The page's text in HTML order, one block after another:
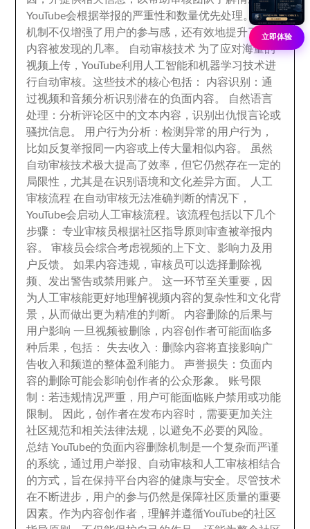
YouTube会根据举报的严重性和数量优先处理。这一
机制不仅增强了用户的参与感 ，还有效地提升了负面
内容被发现的几率。 自动审核技术 为了应对海量的
视频上传 ，YouTube利用人工智能和机器学习技术进
行自动审核。这些技术的核心包括 ： 内容识别 ：通
过视频和音频分析识别潜在的负面内容。 自然语言
处理 ：分析评论区中的文本内容 ，识别出仇恨言论或
骚扰信息 。 用户行为分析 ：检测异常的用户行为 ，
比如反复举报同一内容或上传大量相似内容。 虽然
自动审核技术极大提高了效率 ，但它仍然存在一定的
局限性 ， 尤其是在识别语境和文化差异方面 。
人工
审核流程 在自动审核无法准确判断的情况下 ，
YouTube会启动人工审核流程。该流程包括以下几个
步骤 ：专业审核员根据社区指导原则审查被举报内
容。审核员会综合考虑视频的上下文
影响力及用
户反馈。如果内容违规 ，审核员可以选择删除视
频
发出警告或禁用账户。这一环节至关重要 ，
因
为人工审核能更好地理解视频内容的复杂性和文化背
景 ， 从而做出更为精准的判断。 内容删除的后果与
用户影响 一旦视频被删除 ， 内容创作者可能面临多
种后果 ，包括 ： 失去收入 ：删除内容将直接影响广
告收入和频道的整体盈利能力 。 声誉损失 ：负面内
容的删除可能会影响创作者的公众形象 。 账号限
制
： 若违规情况严重 ， 用户可能面临账户禁用或功能
限制 。 因此 ，创作者在发布内容时 ， 需要更加关注
社区规范和相关法律法规 ， 以避免不必要的风险。
总结 YouTube的负面内容删除机制是一个复杂而严谨
的系统 ，通过用户举报
自动审核和人工审核相结合
的方式 ， 旨在保持平台内容的健康与安全。 尽管技术
在不断进步 ， 用户的参与仍然是保障社区质量的重要
因素。作为内容创作者 ，理解并遵循YouTube的社区
立即体验